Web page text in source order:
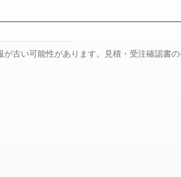
が古い可能性があります。見積・受注確認書